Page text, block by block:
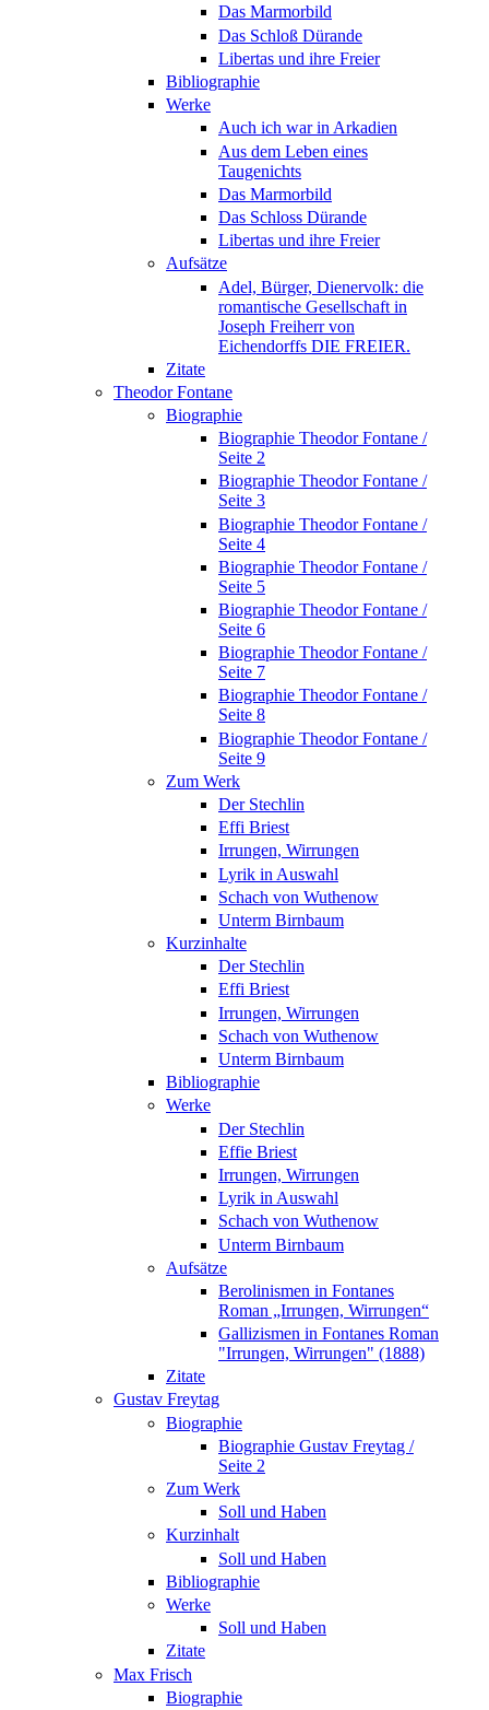
Das Marmorbild
Das Schloß Dürande
Libertas und ihre Freier
Bibliographie
Werke
Auch ich war in Arkadien
Aus dem Leben eines
Taugenichts
Das Marmorbild
Das Schloss Dürande
Libertas und ihre Freier
Aufsätze
Adel, Bürger, Dienervolk: die
romantische Gesellschaft in
Joseph Freiherr von
Eichendorffs DIE FREIER.
Zitate
Theodor Fontane
Biographie
Biographie Theodor Fontane /
Seite 2
Biographie Theodor Fontane /
Seite 3
Biographie Theodor Fontane /
Seite 4
Biographie Theodor Fontane /
Seite 5
Biographie Theodor Fontane /
Seite 6
Biographie Theodor Fontane /
Seite 7
Biographie Theodor Fontane /
Seite 8
Biographie Theodor Fontane /
Seite 9
Zum Werk
Der Stechlin
Effi Briest
Irrungen, Wirrungen
Lyrik in Auswahl
Schach von Wuthenow
Unterm Birnbaum
Kurzinhalte
Der Stechlin
Effi Briest
Irrungen, Wirrungen
Schach von Wuthenow
Unterm Birnbaum
Bibliographie
Werke
Der Stechlin
Effie Briest
Irrungen, Wirrungen
Lyrik in Auswahl
Schach von Wuthenow
Unterm Birnbaum
Aufsätze
Berolinismen in Fontanes
Roman „Irrungen, Wirrungen“
Gallizismen in Fontanes Roman
"Irrungen, Wirrungen" (1888)
Zitate
Gustav Freytag
Biographie
Biographie Gustav Freytag /
Seite 2
Zum Werk
Soll und Haben
Kurzinhalt
Soll und Haben
Bibliographie
Werke
Soll und Haben
Zitate
Max Frisch
Biographie